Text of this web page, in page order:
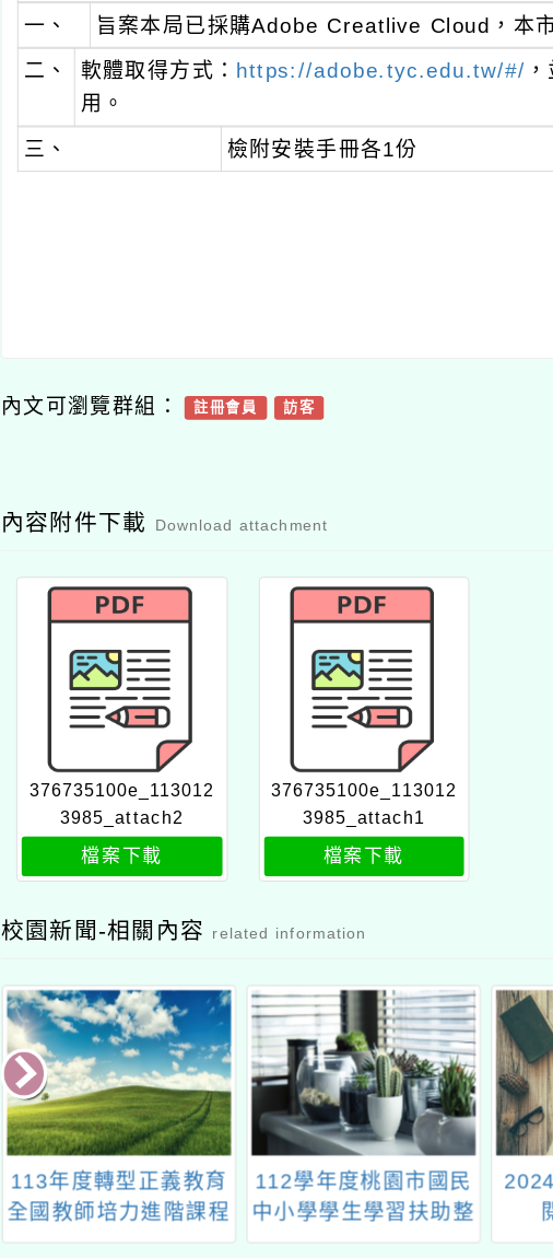
一、
旨案本局已採購Adobe Creatlive Cloud，本
二、
軟體取得方式： https://adobe.tyc.edu.tw/#/
用。
三、 檢附安裝手冊各1份
內文可瀏覽群組： 註冊會員 訪客
內容附件下載 Download attachment
376735100e_113012
3985_attach2
檔案下載
376735100e_113012
3985_attach1
檔案下載
校園新聞-相關內容 related information
113年度轉型正義教育
全國教師培力進階課程
112學年度桃園市國民
中小學學生學習扶助整
體行政推動計畫子計畫